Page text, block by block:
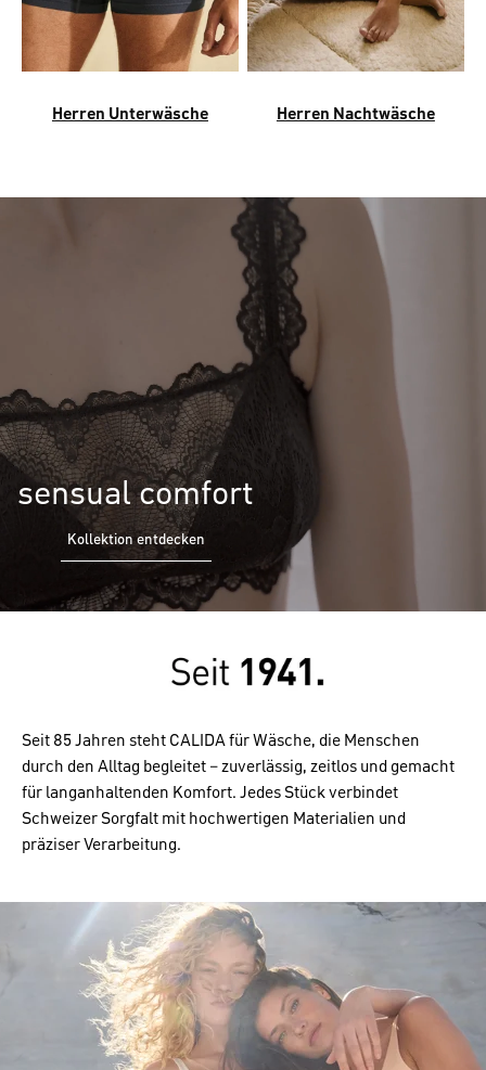
Herren Unterwäsche Herren Nachtwäsche
sensual comfort
Kollektion entdecken
Seit 85 Jahren steht CALIDA für Wäsche, die Menschen
durch den Alltag begleitet – zuverlässig, zeitlos und gemacht
für langanhaltenden Komfort. Jedes Stück verbindet
Schweizer Sorgfalt mit hochwertigen Materialien und
präziser Verarbeitung.